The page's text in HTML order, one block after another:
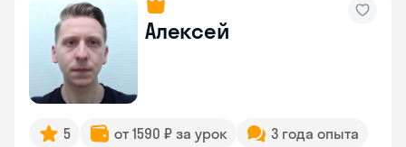
Алексей
5 от 1590 ₽ за урок
3 года опыта